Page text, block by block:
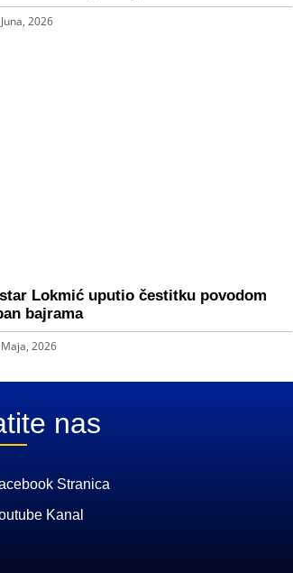
2026
Lokmić uputio čestitku povodom
bajrama
2026
nas
Stranica
Kanal